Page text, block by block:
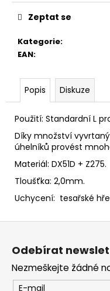
cena:
Kategorie:
EAN:
Zeptat se
Popis Diskuze
Použití: Standardní L
Díky množství
úhelníků provést
Materiál: DX51D + Z275.
Tloušťka: 2,0mm.
Uchycení: tesařské
e
VRUT
ZAPUŠTĚNÁ
PRŮMĚR
6MM
0,60
Kč
Z
Odebírat
Nezmeškejte žádné
E-mail